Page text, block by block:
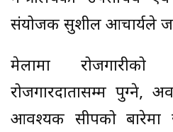
संयोजक सुशील आचार्यले
मेलामा
रोजगारदातासम्म पुग्ने,
आवश्यक सीपको बारेमा